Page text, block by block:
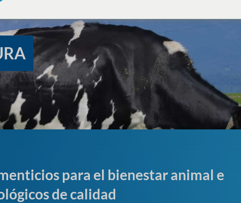
para el bienestar animal e
de calidad